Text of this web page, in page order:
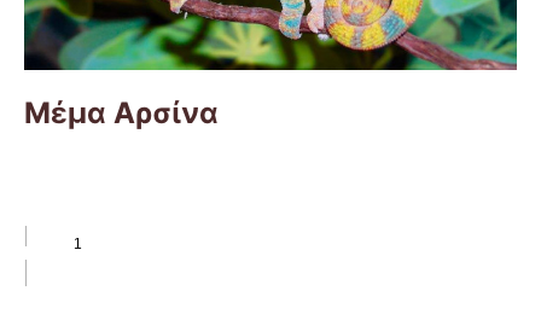
Μέμα Αρσίνα